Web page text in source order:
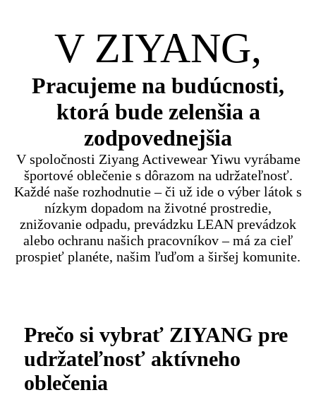
V ZIYANG,
Pracujeme na budúcnosti,
ktorá bude zelenšia a
zodpovednejšia
V spoločnosti Ziyang Activewear Yiwu vyrábame
športové oblečenie s dôrazom na udržateľnosť.
Každé naše rozhodnutie – či už ide o výber látok s
nízkym dopadom na životné prostredie,
znižovanie odpadu, prevádzku LEAN prevádzok
alebo ochranu našich pracovníkov – má za cieľ
prospieť planéte, našim ľuďom a širšej komunite.
Prečo si vybrať ZIYANG pre
udržateľnosť aktívneho
oblečenia